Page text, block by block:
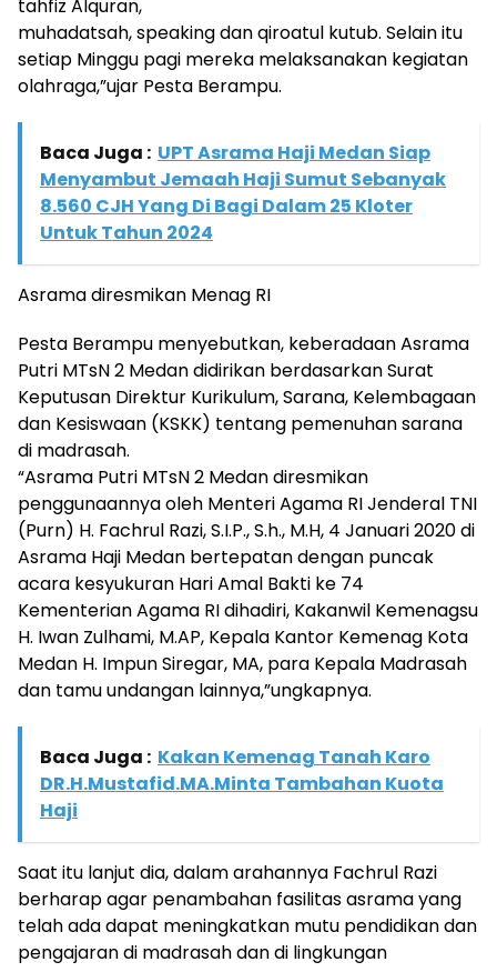
tahfiz Alquran,
muhadatsah, speaking dan qiroatul kutub. Selain itu
setiap Minggu pagi mereka melaksanakan kegiatan
olahraga,”ujar Pesta Berampu.
Baca Juga : UPT Asrama Haji Medan Siap
Menyambut Jemaah Haji Sumut Sebanyak
8.560 CJH Yang Di Bagi Dalam 25 Kloter
Untuk Tahun 2024
Asrama diresmikan Menag RI
Pesta Berampu menyebutkan, keberadaan Asrama
Putri MTsN 2 Medan didirikan berdasarkan Surat
Keputusan Direktur Kurikulum, Sarana, Kelembagaan
dan Kesiswaan (KSKK) tentang pemenuhan sarana
di madrasah.
“Asrama Putri MTsN 2 Medan diresmikan
penggunaannya oleh Menteri Agama RI Jenderal TNI
(Purn) H. Fachrul Razi, S.I.P., S.h., M.H, 4 Januari 2020 di
Asrama Haji Medan bertepatan dengan puncak
acara kesyukuran Hari Amal Bakti ke 74
Kementerian Agama RI dihadiri, Kakanwil Kemenagsu
H. Iwan Zulhami, M.AP, Kepala Kantor Kemenag Kota
Medan H. Impun Siregar, MA, para Kepala Madrasah
dan tamu undangan lainnya,”ungkapnya.
Baca Juga : Kakan Kemenag Tanah Karo
DR.H.Mustafid.MA.Minta Tambahan Kuota
Haji
Saat itu lanjut dia, dalam arahannya Fachrul Razi
berharap agar penambahan fasilitas asrama yang
telah ada dapat meningkatkan mutu pendidikan dan
pengajaran di madrasah dan di lingkungan